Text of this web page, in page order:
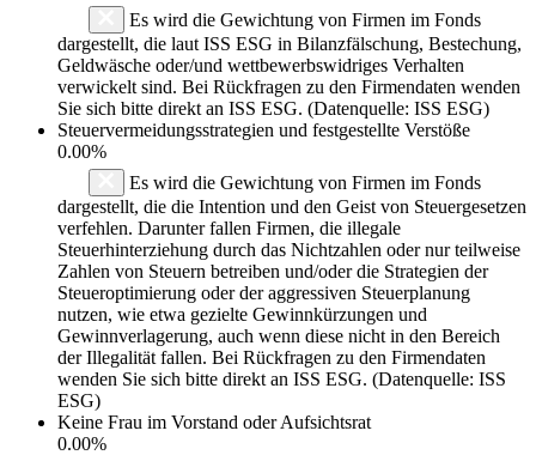
Es wird die Gewichtung von Firmen im Fonds
dargestellt, die laut ISS ESG in Bilanzfälschung, Bestechung,
Geldwäsche oder/und wettbewerbswidriges Verhalten
verwickelt sind. Bei Rückfragen zu den Firmendaten wenden
Sie sich bitte direkt an ISS ESG. (Datenquelle: ISS ESG)
Steuervermeidungsstrategien und festgestellte Verstöße
0.00%
Es wird die Gewichtung von Firmen im Fonds
dargestellt, die die Intention und den Geist von Steuergesetzen
verfehlen. Darunter fallen Firmen, die illegale
Steuerhinterziehung durch das Nichtzahlen oder nur teilweise
Zahlen von Steuern betreiben und/oder die Strategien der
Steueroptimierung oder der aggressiven Steuerplanung
nutzen, wie etwa gezielte Gewinnkürzungen und
Gewinnverlagerung, auch wenn diese nicht in den Bereich
der Illegalität fallen. Bei Rückfragen zu den Firmendaten
wenden Sie sich bitte direkt an ISS ESG. (Datenquelle: ISS
ESG)
Keine Frau im Vorstand oder Aufsichtsrat
0.00%